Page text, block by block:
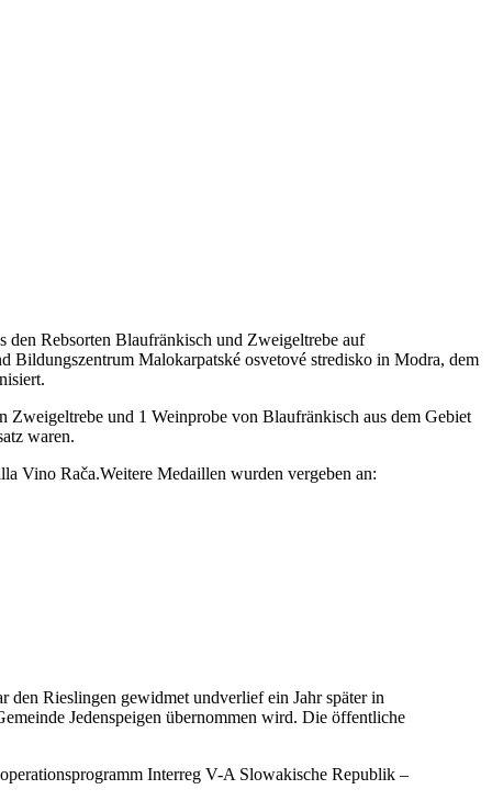
Rebsorten Blaufränkisch und Zweigeltrebe auf
Bildungszentrum Malokarpatské osvetové stredisko in Modra, dem
und 1 Weinprobe von Blaufränkisch aus dem Gebiet
waren.
Vino Rača.Weitere Medaillen wurden vergeben an:
den Rieslingen gewidmet undverlief ein Jahr später in
Jedenspeigen übernommen wird. Die öffentliche
Interreg V-A Slowakische Republik –